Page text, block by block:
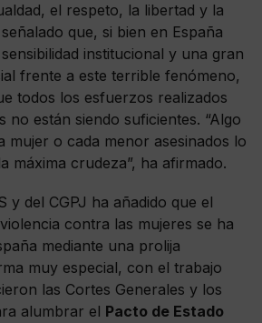
el respeto, la libertad y la
que, si bien en España
institucional y una gran
frente a este terrible fenómeno,
todos los esfuerzos realizados
no están siendo suficientes. “Algo
mujer o cada menor asesinados lo
máxima crudeza”, ha afirmado.
y del CGPJ ha añadido que el
contra las mujeres se ha
mediante una prolija
muy especial, con el trabajo
las Cortes Generales y los
alumbrar el Pacto de Estado